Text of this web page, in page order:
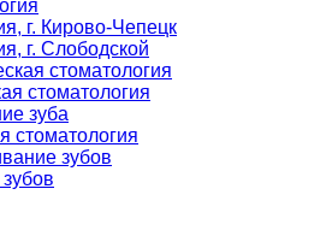
г. Кирово-Чепецк
г. Слободской
стоматология
стоматология
зуба
стоматология
зубов